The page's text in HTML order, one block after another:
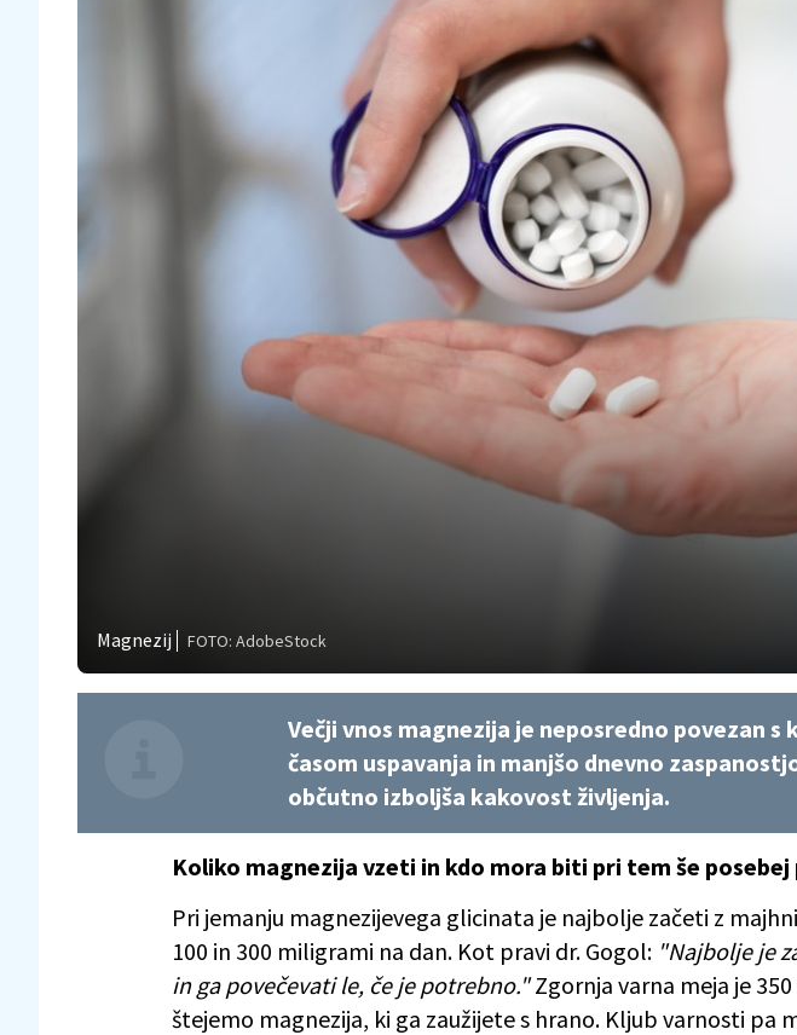
Magnezij FOTO: AdobeStock
Večji vnos magnezija je neposredno povezan s
časom uspavanja in manjšo dnevno
občutno izboljša kakovost življenja.
Koliko magnezija vzeti in kdo mora biti pri tem še posebej
Pri jemanju magnezijevega glicinata je najbolje začeti z
100 in 300 miligrami na dan. Kot pravi dr. Gogol: "Najbolje je
in ga povečevati le, če je potrebno."Zgornja varna meja je
štejemo magnezija, ki ga zaužijete s hrano. Kljub varnosti pa